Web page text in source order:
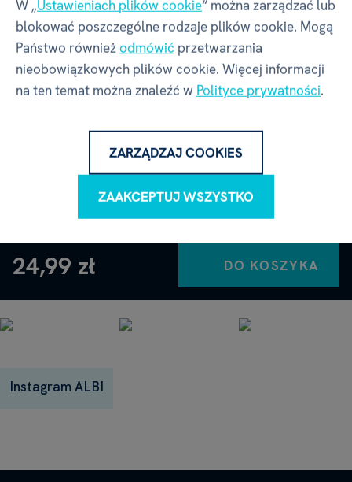
Pytania
Czy masz pytanie dotyczące produktu „Key
Chain puzzle - Keys“?
NAPISZ PYTANIE
24,99 zł DO KOSZYKA
Instagram ALBI
W „Ustawieniach plików cookie“ można zarządzać lub
blokować poszczególne rodzaje plików cookie. Mogą
Państwo równieżodmówić przetwarzania
nieobowiązkowych plików cookie. Więcej informacji
na ten temat można znaleźć w Polityce prywatności.
ZARZĄDZAJ COOKIES
ZAAKCEPTUJ WSZYSTKO